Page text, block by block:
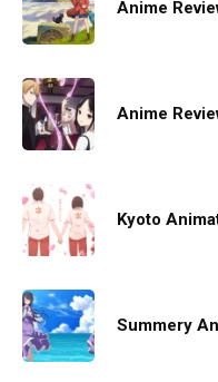
Anime
Anime
Kyoto
Summery